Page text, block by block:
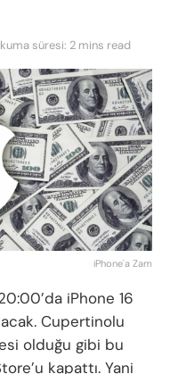
süresi: 2 mins read
iPhone'a Zam
iPhone 16
Cupertinolu
olduğu gibi bu
kapattı. Yani